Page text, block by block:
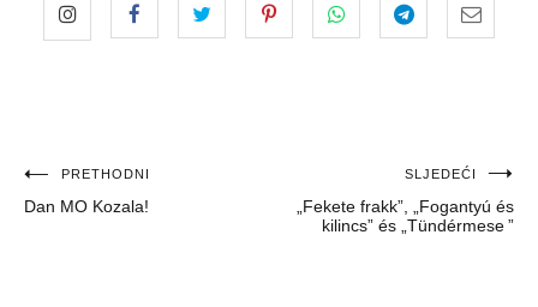
Navigacija
objava
PRETHODNI
Dan MO Kozala!
SLJEDEĆI
„Fekete frakk”, „Fogantyú és
kilincs” és „Tündérmese ”